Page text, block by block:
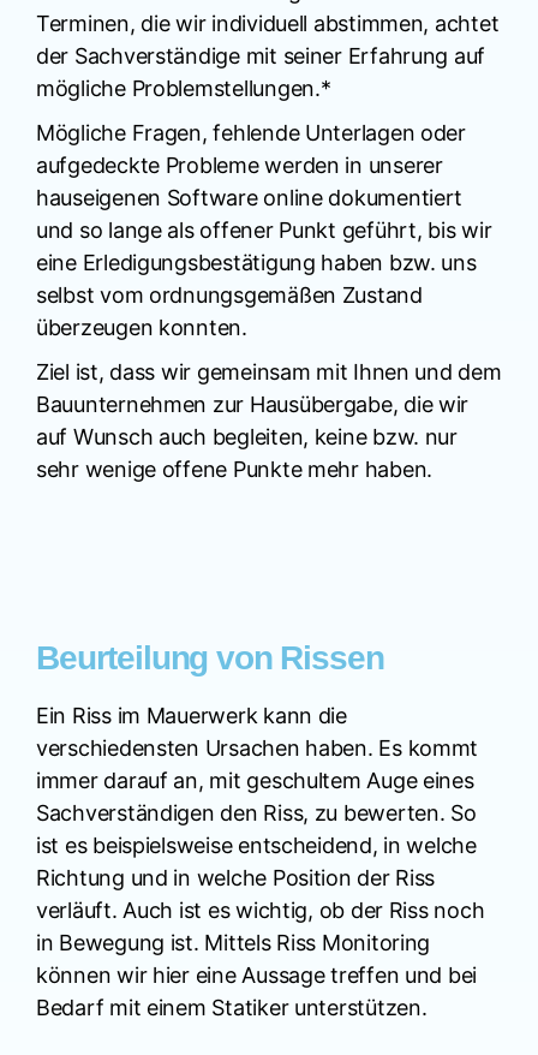
Terminen, die wir individuell abstimmen, achtet
der Sachverständige mit seiner Erfahrung auf
mögliche Problemstellungen.*
Mögliche Fragen, fehlende Unterlagen oder
aufgedeckte Probleme werden in unserer
hauseigenen Software online dokumentiert
und so lange als offener Punkt geführt, bis wir
eine Erledigungsbestätigung haben bzw. uns
selbst vom ordnungsgemäßen Zustand
überzeugen konnten.
Ziel ist, dass wir gemeinsam mit Ihnen und dem
Bauunternehmen zur Hausübergabe, die wir
auf Wunsch auch begleiten, keine bzw. nur
sehr wenige offene Punkte mehr haben.
Beurteilung von Rissen
Ein Riss im Mauerwerk kann die
verschiedensten Ursachen haben. Es kommt
immer darauf an, mit geschultem Auge eines
Sachverständigen den Riss, zu bewerten. So
ist es beispielsweise entscheidend, in welche
Richtung und in welche Position der Riss
verläuft. Auch ist es wichtig, ob der Riss noch
in Bewegung ist. Mittels Riss Monitoring
können wir hier eine Aussage treffen und bei
Bedarf mit einem Statiker unterstützen.